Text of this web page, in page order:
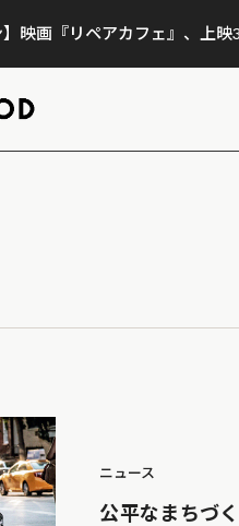
】映画『リペアカフェ』、上
ニュース
公平なまちづ